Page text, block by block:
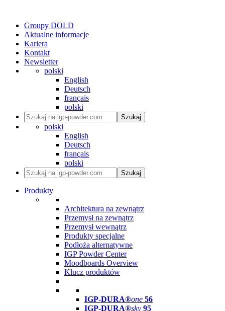
Groupy DOLD
Aktualne informacje
Kariera
Kontakt
Newsletter
polski
English
Deutsch
français
polski
Szukaj
polski
English
Deutsch
français
polski
Szukaj
Produkty
Architektura na zewnątrz
Przemysł na zewnątrz
Przemysł wewnątrz
Produkty specjalne
Podłoża alternatywne
IGP Powder Center
Moodboards Overview
Klucz produktów
IGP-DURA®one 56
IGP-DURA®sky 95